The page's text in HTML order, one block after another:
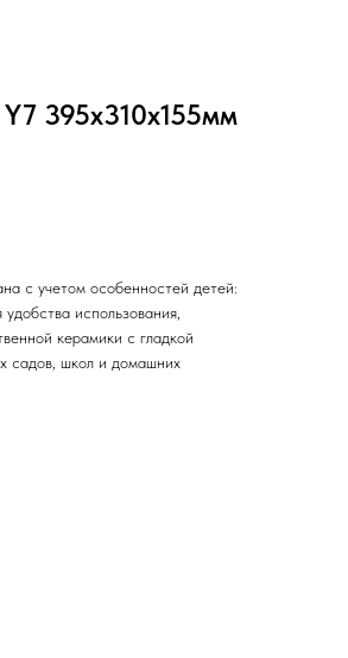
395х310х155мм
с учетом особенностей детей:
использования,
керамики с гладкой
садов, школ и домашних